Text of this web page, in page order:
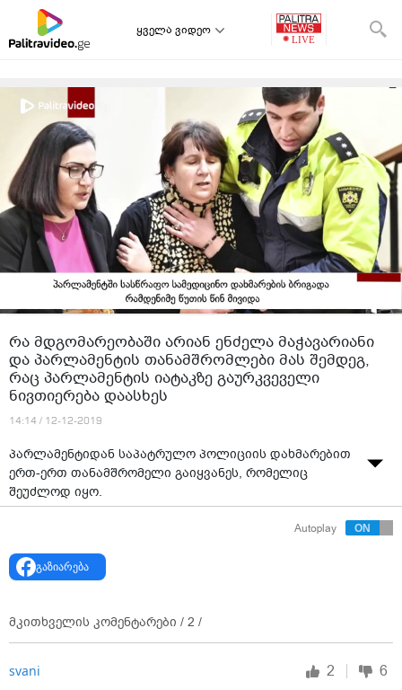
ყველა ვიდეო
რა მდგომარეობაში არიან ენძელა მაჭავარიანი
და პარლამენტის თანამშრომლები მას შემდეგ,
რაც პარლამენტის იატაკზე გაურკვეველი
ნივთიერება დაასხეს
14:14 / 12-12-2019
პარლამენტიდან საპატრულო პოლიციის დახმარებით
ერთ-ერთ თანამშრომელი გაიყვანეს, რომელიც
შეუძლოდ იყო.
პარლამენტში სასწრაფო-სამედიცინო დახმარების
ჟურნალისტებთან კომენტარი არ გაუკეთებიათ.
გავრცელებული ინფორმაციით, ორი დეპუტატი -
პარლამენტის აპარატის რამდენიმე თანამშრომელი
თავს შეუძლოდ გრძნობს.
რამდენიმე წუთის წინ პარლამენტში ასევე მივიდა
Autoplay
გაზიარება
მკითხველის კომენტარები / 2 /
svani 2 6